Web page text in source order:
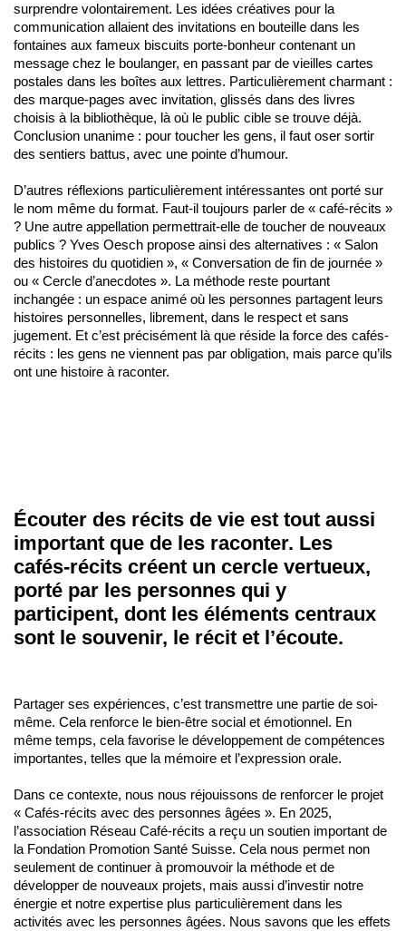
surprendre volontairement. Les idées créatives pour la
communication allaient des invitations en bouteille dans les
fontaines aux fameux biscuits porte-bonheur contenant un
message chez le boulanger, en passant par de vieilles cartes
postales dans les boîtes aux lettres. Particulièrement charmant :
des marque-pages avec invitation, glissés dans des livres
choisis à la bibliothèque, là où le public cible se trouve déjà.
Conclusion unanime : pour toucher les gens, il faut oser sortir
des sentiers battus, avec une pointe d’humour.
D’autres réflexions particulièrement intéressantes ont porté sur
le nom même du format. Faut-il toujours parler de « café-récits »
? Une autre appellation permettrait-elle de toucher de nouveaux
publics ? Yves Oesch propose ainsi des alternatives : « Salon
des histoires du quotidien », « Conversation de fin de journée »
ou « Cercle d’anecdotes ». La méthode reste pourtant
inchangée : un espace animé où les personnes partagent leurs
histoires personnelles, librement, dans le respect et sans
jugement. Et c’est précisément là que réside la force des cafés-
récits : les gens ne viennent pas par obligation, mais parce qu’ils
ont une histoire à raconter.
Écouter des récits de vie est tout aussi
important que de les raconter. Les
cafés-récits créent un cercle vertueux,
porté par les personnes qui y
participent, dont les éléments centraux
sont le souvenir, le récit et l’écoute.
Partager ses expériences, c’est transmettre une partie de soi-
même. Cela renforce le bien-être social et émotionnel. En
même temps, cela favorise le développement de compétences
importantes, telles que la mémoire et l’expression orale.
Dans ce contexte, nous nous réjouissons de renforcer le projet
« Cafés-récits avec des personnes âgées ». En 2025,
l’association Réseau Café-récits a reçu un soutien important de
la Fondation Promotion Santé Suisse. Cela nous permet non
seulement de continuer à promouvoir la méthode et de
développer de nouveaux projets, mais aussi d’investir notre
énergie et notre expertise plus particulièrement dans les
activités avec les personnes âgées. Nous savons que les effets